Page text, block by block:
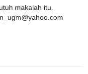
makalah itu.